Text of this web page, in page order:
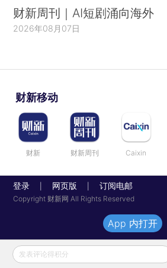
财新周刊｜AI短剧涌向海外
2026年08月07日
财新移动
财新 财新周刊 Caixin
登录 网页版 订阅电邮
Copyright 财新网 All Rights Reserved
发表评论得积分
App 内打开